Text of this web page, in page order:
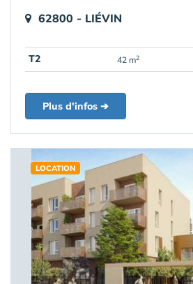
62800 - LIÉVIN
T2 42 m2
Plus d'infos ➔
LOCATION